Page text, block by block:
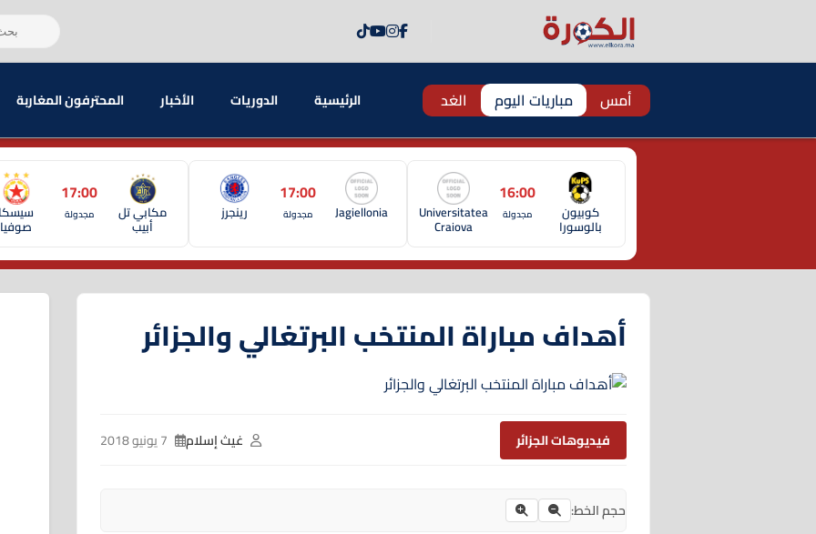
أمس مباريات اليوم الغد الرئيسية الدوريات الأخبار المحترفون المغاربة
كوبيون
بالوسورا
16:00
مجدولة Universitatea
Craiova
Jagiellonia
17:00
مجدولة رينجرز مكابي تل
أبيب
17:00
مجدولة سيسكا
صوفيا
أهداف مباراة المنتخب البرتغالي والجزائر
فيديوهات الجزائر غيث إسلام
حجم الخط: